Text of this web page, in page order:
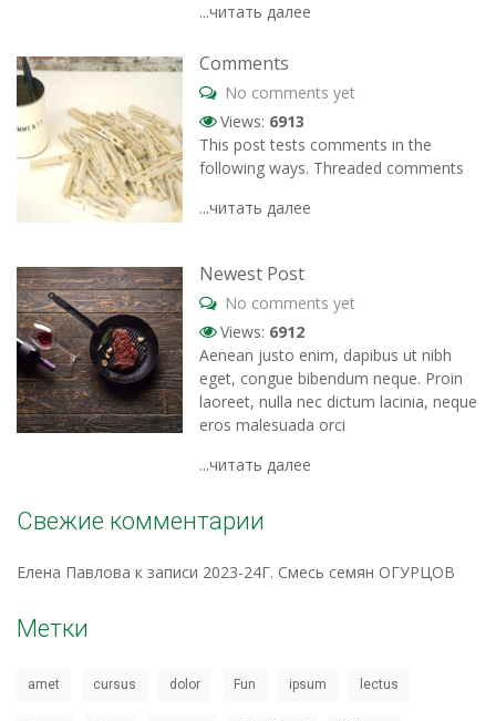
...читать далее
Comments
No comments yet
Views: 6913
This post tests comments in the
following ways. Threaded comments
...читать далее
Newest Post
No comments yet
Views: 6912
Aenean justo enim, dapibus ut nibh
eget, congue bibendum neque. Proin
laoreet, nulla nec dictum lacinia, neque
eros malesuada orci
...читать далее
Свежие комментарии
Елена Павлова к записи 2023-24Г. Смесь семян ОГУРЦОВ
Метки
amet cursus dolor Fun ipsum lectus